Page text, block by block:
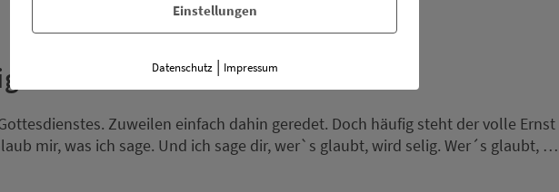
Zuweilen einfach dahin geredet. Doch häufig steht der volle Ernst
mir, was ich sage. Und ich sage dir, wer`s glaubt, wird selig. Wer´s glaubt, …
Einstellungen
Datenschutz | Impressum